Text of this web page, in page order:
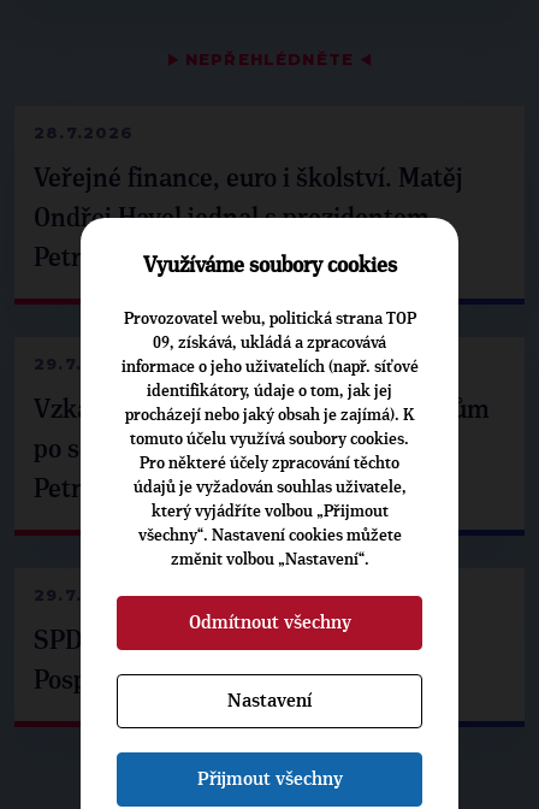
▶ NEPŘEHLÉDNĚTE ◀
28.7.2026
Veřejné finance, euro i školství. Matěj
Ondřej Havel jednal s prezidentem
Petrem Pavlem
29.7.2026
Vzkaz Matěje Ondřeje Havla příznivcům
po setkání s prezidentem republiky
Petrem Pavlem
29.7.2026
SPD už není ve zprávě o extremismu.
Pospíšil: Je tu pachuť
Využíváme soubory cookies
Provozovatel webu, politická strana TOP
09, získává, ukládá a zpracovává
informace o jeho uživatelích (např. síťové
identifikátory, údaje o tom, jak jej
procházejí nebo jaký obsah je zajímá). K
tomuto účelu využívá soubory cookies.
Pro některé účely zpracování těchto
údajů je vyžadován souhlas uživatele,
který vyjádříte volbou „Přijmout
všechny“. Nastavení cookies můžete
změnit volbou „Nastavení“.
Odmítnout všechny
Nastavení
Přijmout všechny